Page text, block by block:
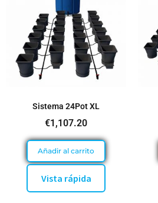
Sistema 24Pot XL
€1,107.20
Añadir al carrito
Vista rápida